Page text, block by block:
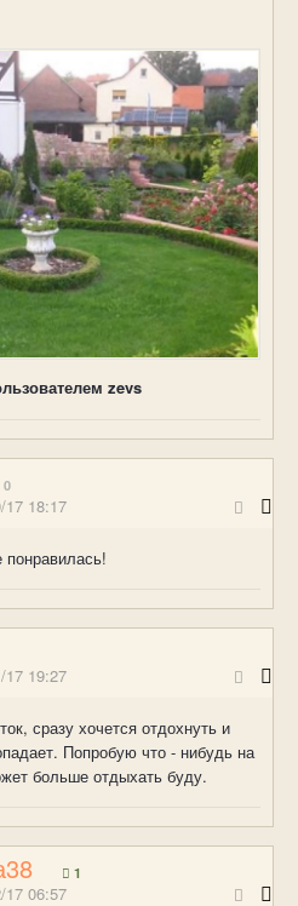
zevs
0
17 18:17
17 19:27
сразу хочется отдохнуть и
Попробую что - нибудь на
больше отдыхать буду.
1
17 06:57